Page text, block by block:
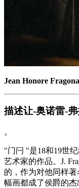
Jean Honore
描述让-奥诺雷-
。
"门闩 "是18和19世
艺术家的作品。J.
的，作为对他同样
幅画都成了侯爵的